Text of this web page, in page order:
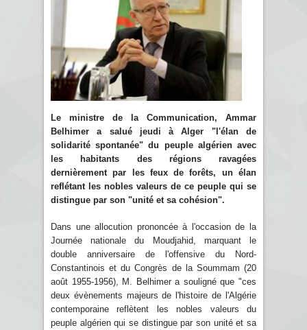
Le ministre de la Communication, Ammar
Belhimer a salué jeudi à Alger "l'élan de
solidarité spontanée" du peuple algérien avec
les habitants des régions ravagées
dernièrement par les feux de forêts, un élan
reflétant les nobles valeurs de ce peuple qui se
distingue par son "unité et sa cohésion".
Dans une allocution prononcée à l'occasion de la
Journée nationale du Moudjahid, marquant le
double anniversaire de l'offensive du Nord-
Constantinois et du Congrès de la Soummam (20
août 1955-1956), M. Belhimer a souligné que "ces
deux évènements majeurs de l'histoire de l'Algérie
contemporaine reflètent les nobles valeurs du
peuple algérien qui se distingue par son unité et sa